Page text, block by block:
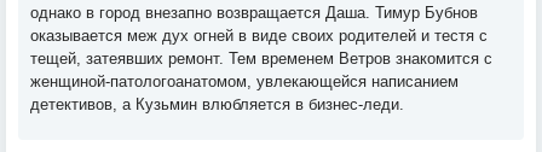
однако в город внезапно возвращается Даша. Тимур Бубнов
оказывается меж дух огней в виде своих родителей и тестя с
тещей, затеявших ремонт. Тем временем Ветров знакомится с
женщиной-патологоанатомом, увлекающейся написанием
детективов, а Кузьмин влюбляется в бизнес-леди.